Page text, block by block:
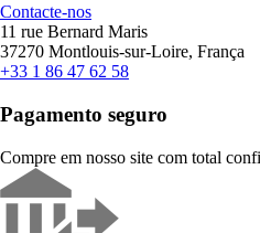
Contacte-nos
11 rue Bernard Maris
37270 Montlouis-sur-Loire, França
+33 1 86 47 62 58
Pagamento seguro
Compre em nosso site com total